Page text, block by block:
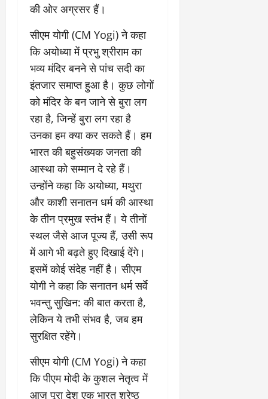
की ओर अग्रसर हैं।
सीएम योगी (CM Yogi) ने कहा
कि अयोध्या में प्रभु श्रीराम का
भव्य मंदिर बनने से पांच सदी का
इंतजार समाप्त हुआ है। कुछ लोगों
को मंदिर के बन जाने से बुरा लग
रहा है, जिन्हें बुरा लग रहा है
उनका हम क्या कर सकते हैं। हम
भारत की बहुसंख्यक जनता की
आस्था को सम्मान दे रहे हैं।
उन्होंने कहा कि अयोध्या, मथुरा
और काशी सनातन धर्म की आस्था
के तीन प्रमुख स्तंभ हैं। ये तीनों
स्थल जैसे आज पूज्य हैं, उसी रूप
में आगे भी बढ़ते हुए दिखाई देंगे।
इसमें कोई संदेह नहीं है। सीएम
योगी ने कहा कि सनातन धर्म सर्वे
भवन्तु सुखिन: की बात करता है,
लेकिन ये तभी संभव है, जब हम
सुरक्षित रहेंगे।
सीएम योगी (CM Yogi) ने कहा
कि पीएम मोदी के कुशल नेतृत्व में
आज पूरा देश एक भारत श्रेष्ठ